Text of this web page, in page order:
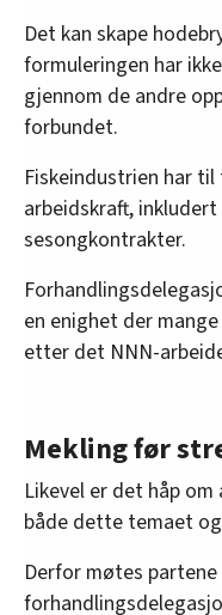
Det kan skape
formuleringen har
gjennom de andre
forbundet.
Fiskeindustrien har
arbeidskraft,
sesongkontrakter.
en enighet der
etter det NNN-
Mekling før
Likevel er det håp
både dette temaet
Derfor møtes